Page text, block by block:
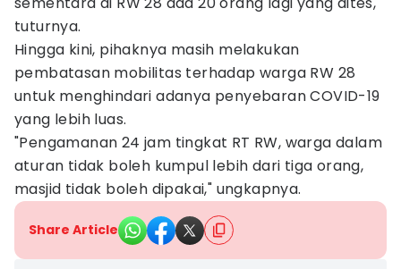
tuturnya.
Hingga kini, pihaknya masih melakukan
pembatasan mobilitas terhadap warga RW 28
untuk menghindari adanya penyebaran COVID-19
yang lebih luas.
"Pengamanan 24 jam tingkat RT RW, warga dalam
aturan tidak boleh kumpul lebih dari tiga orang,
masjid tidak boleh dipakai," ungkapnya.
Share Article